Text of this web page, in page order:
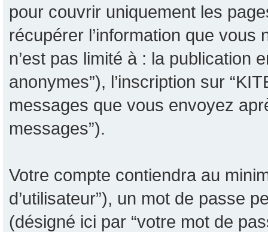
pour couvrir uniquement les
récupérer l’information que
n’est pas limité à : la publication
anonymes”), l’inscription sur
messages que vous envoyez
messages”).
Votre compte contiendra au
d’utilisateur”), un mot de passe
(désigné ici par “votre mot de